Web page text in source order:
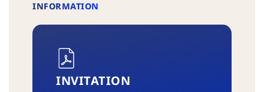
INFORMATION
INVITATION